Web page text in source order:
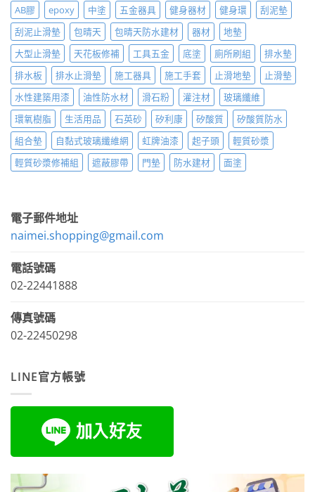
AB膠 epoxy 中塗 五金器具 健身器材 健身環
刮泥墊
刮泥止滑墊
包晴天 包晴天防水建材 器材
地墊
大型止滑墊
天花板修補 工具五金 底塗 廁所刷組
排水墊
排水板
排水止滑墊 施工器具 施工手套 止滑地墊
止滑墊
水性建築用漆
油性防水材 滑石粉 灌注材
玻璃纖維
環氧樹脂
生活用品 石英砂 矽利康 矽酸質
矽酸質防水
組合墊
自黏式玻璃纖維網 虹牌油漆 起子頭
輕質砂漿
輕質砂漿修補組
遮蔽膠帶 門墊 防水建材 面塗
電子郵件地址
naimei.shopping@gmail.com
電話號碼
02-22441888
傳真號碼
02-22450298
LINE官方帳號